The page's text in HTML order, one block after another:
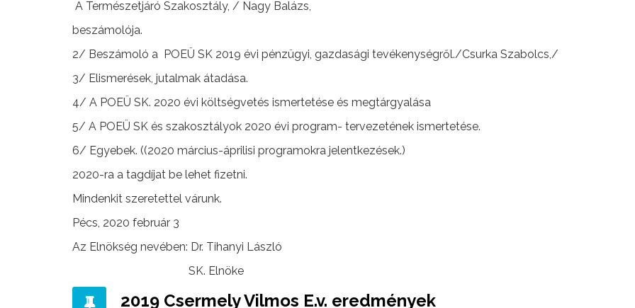
A Természetjáró Szakosztály, / Nagy Balázs,
beszámolója.
2/ Beszámoló a POEÜ SK 2019 évi pénzügyi, gazdasági tevékenységről./Csurka Szabolcs,/
3/ Elismerések, jutalmak átadása.
4/ A POEÜ SK. 2020 évi költségvetés ismertetése és megtárgyalása
5/ A POEÜ SK és szakosztályok 2020 évi program- tervezetének ismertetése.
6/ Egyebek. ((2020 március-áprilisi programokra jelentkezések.)
2020-ra a tagdíjat be lehet fizetni.
Mindenkit szeretettel várunk.
Pécs, 2020 február 3
Az Elnökség nevében: Dr. Tihanyi László
SK. Elnöke
2019 Csermely Vilmos E.v. eredmények